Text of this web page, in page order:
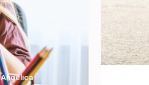
Angélica